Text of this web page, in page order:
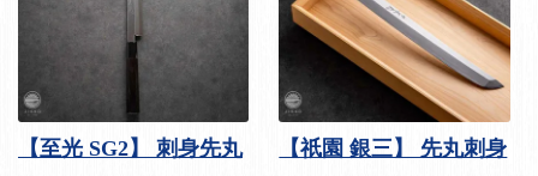
【至光 SG2】 刺身先丸 【祇園 銀三】 先丸刺身